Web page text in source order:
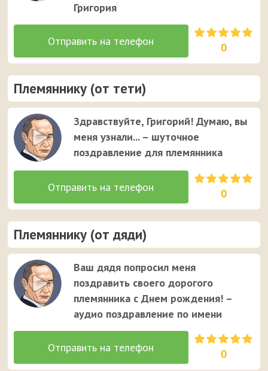
Григория
0
Племяннику (от тети)
Здравствуйте, Григорий! Думаю, вы
меня узнали... – шуточное
поздравление для племянника
0
Племяннику (от дяди)
Ваш дядя попросил меня
поздравить своего дорогого
племянника с Днем рождения! –
аудио поздравление по имени
0